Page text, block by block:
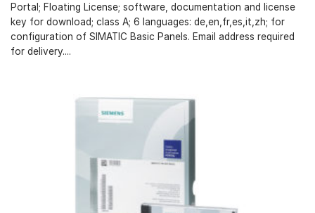
Portal; Floating License; software, documentation and license
key for download; class A; 6 languages: de,en,fr,es,it,zh; for
configuration of SIMATIC Basic Panels. Email address required
for delivery....